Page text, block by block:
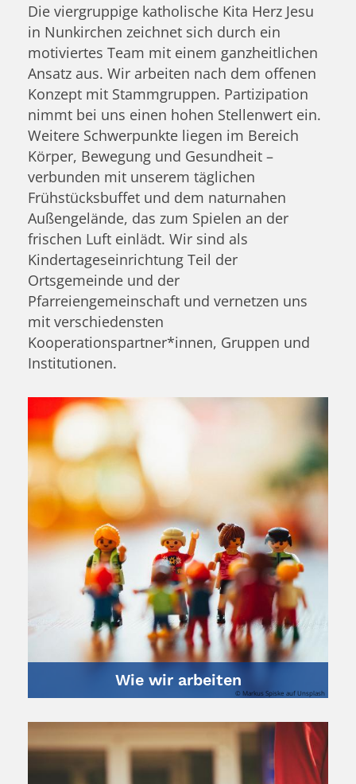
Die viergruppige katholische Kita Herz Jesu
in Nunkirchen zeichnet sich durch ein
motiviertes Team mit einem ganzheitlichen
Ansatz aus. Wir arbeiten nach dem offenen
Konzept mit Stammgruppen. Partizipation
nimmt bei uns einen hohen Stellenwert ein.
Weitere Schwerpunkte liegen im Bereich
Körper, Bewegung und Gesundheit –
verbunden mit unserem täglichen
Frühstücksbuffet und dem naturnahen
Außengelände, das zum Spielen an der
frischen Luft einlädt. Wir sind als
Kindertageseinrichtung Teil der
Ortsgemeinde und der
Pfarreiengemeinschaft und vernetzen uns
mit verschiedensten
Kooperationspartner*innen, Gruppen und
Institutionen.
Wie wir arbeiten
© Markus Spiske auf Unsplash